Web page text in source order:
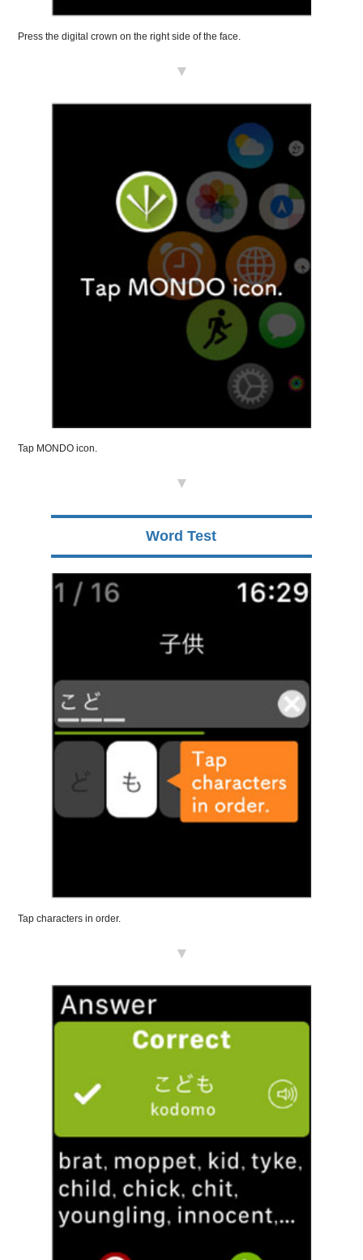
Press the digital crown on the right side of the face.
▼
Tap MONDO icon.
▼
Word Test
Tap characters in order.
▼